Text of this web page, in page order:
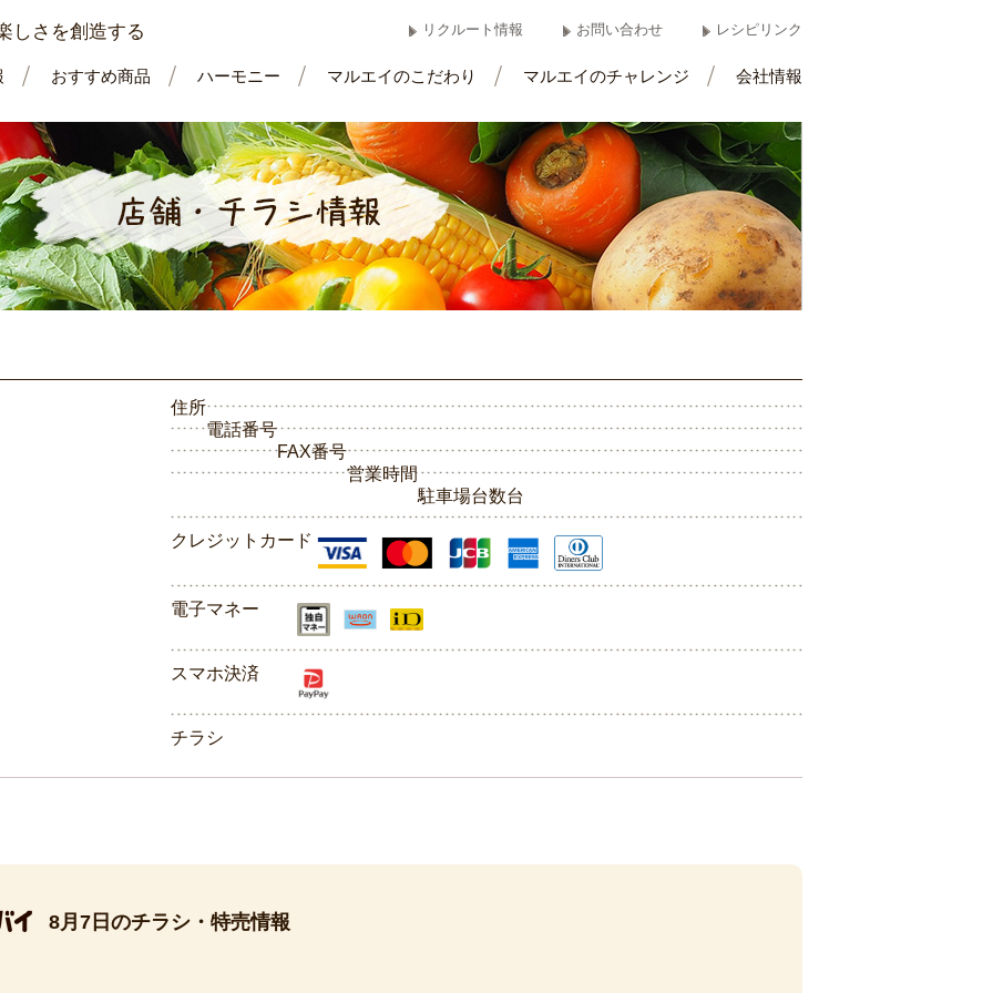
しさを創造する リクルート情報 お問い合わせ レシピリンク
おすすめ商品 ハーモニー マルエイのこだわり マルエイのチャレンジ 会社情報
住所
電話番号
FAX番号
営業時間
駐車場台数台
クレジットカード
電子マネー
スマホ決済
チラシ
8月7日のチラシ・特売情報